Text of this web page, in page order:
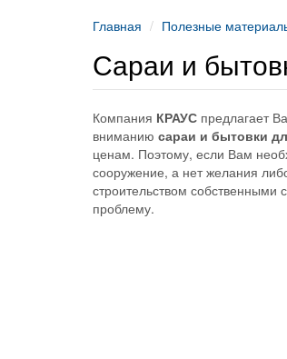
Главная Полезные
Сараи и
Компания КРАУС предлагает
вниманию сараи и бытовки
ценам. Поэтому, если Вам
сооружение, а нет желания
строительством
проблему.